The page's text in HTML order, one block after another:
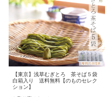
【東京】浅草むぎとろ 茶そば５袋
白箱入り 送料無料【のものセレク
ション】